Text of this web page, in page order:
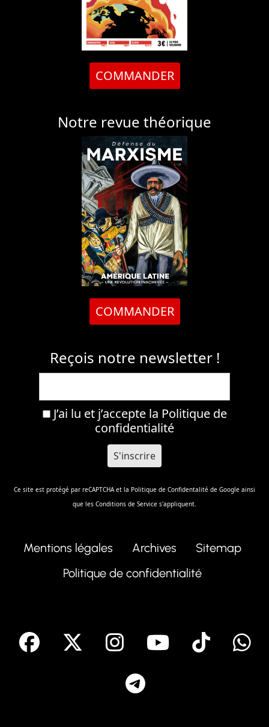
COMMANDER
Notre revue théorique
COMMANDER
Reçois notre newsletter !
J’ai lu et j’accepte la Politique de
confidentialité
Ce site est protégé par reCAPTCHA et la Politique de Confidentalité de Google ainsi
que les Conditions de Service s'appliquent.
Mentions légales Archives
Sitemap
Politique de confidentialité
facebook Instagram
Youtube
Tik